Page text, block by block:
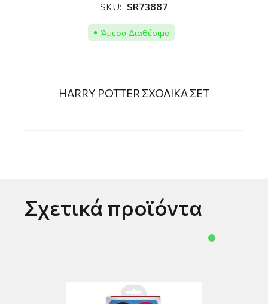
SKU: SR73887
Άμεσα Διαθέσιμο
HARRY POTTER ΣΧΟΛΙΚΑ ΣΕΤ
Σχετικά προϊόντα